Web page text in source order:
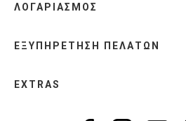
ΛΟΓΑΡΙΑΣΜΟΣ
ΕΞΥΠΗΡΕΤΗΣΗ ΠΕΛΑΤΩΝ
EXTRAS